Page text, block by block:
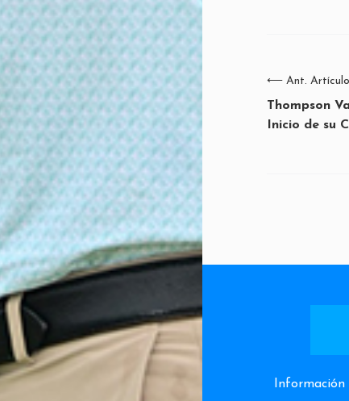
⟵ Ant. Artículo
Thompson
Inicio de su